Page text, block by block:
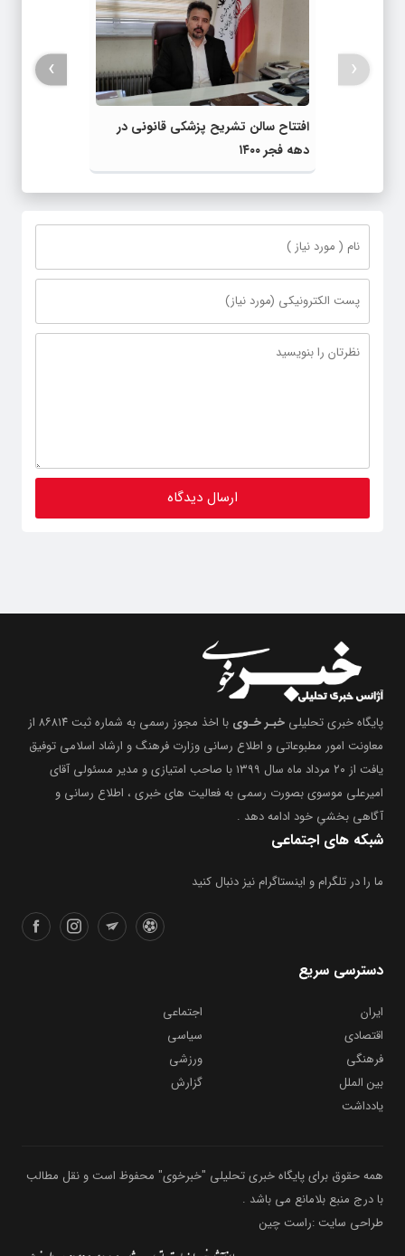
افتتاح سالن تشریح پزشکی قانونی در
دهه فجر ۱۴۰۰
‹
›
پایگاه خبری تحلیلی خبـر خـوی
با اخذ مجوز رسمی به شماره ثبت ۸۶۸۱۴ از
معاونت امور مطبوعاتی و اطلاع رسانی وزارت فرهنگ و ارشاد اسلامی توفیق
یافت از ۲۰ مرداد ماه سال ۱۳۹۹ با صاحب امتیازی و مدیر مسئولی آقای
امیرعلی موسوی بصورت رسمی به فعالیت های خبری ، اطلاع رسانی و
آگاهی بخشیِ خود ادامه دهد .
شبکه های اجتماعی
ما را در تلگرام و اینستاگرام نیز دنبال کنید
دسترسی سریع
ایران
اجتماعی
اقتصادی
سیاسی
فرهنگی
ورزشی
بین الملل
گزارش
یادداشت
همه حقوق برای پایگاه خبری تحلیلی "خبرخوی" محفوظ است و نقل مطالب
با درج منبع بلامانع می باشد .
طراحی سایت :راست چین